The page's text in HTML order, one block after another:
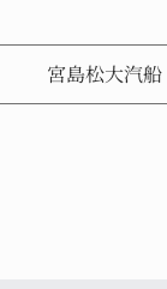
宮島松大汽船